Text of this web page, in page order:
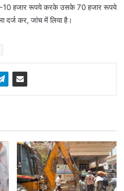
10 हजार रूपये करके उसके 70 हजार रूपये
दर्ज कर, जांच में लिया है।